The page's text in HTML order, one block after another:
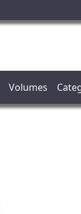
Volumes